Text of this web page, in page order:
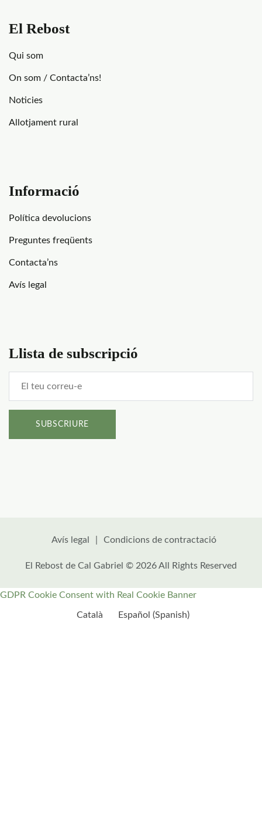
El Rebost
Qui som
On som / Contacta’ns!
Noticies
Allotjament rural
Informació
Política devolucions
Preguntes freqüents
Contacta’ns
Avís legal
Llista de subscripció
El Rebost de Cal Gabriel © 2026 All Rights Reserved
Avís legal Condicions de contractació
GDPR Cookie Consent with Real Cookie Banner
Català Español (Spanish)